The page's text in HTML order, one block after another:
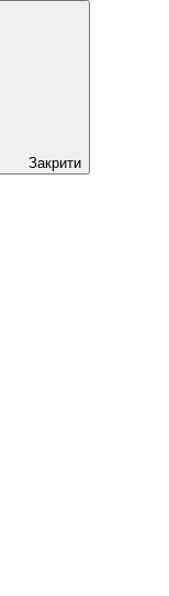
Закрити